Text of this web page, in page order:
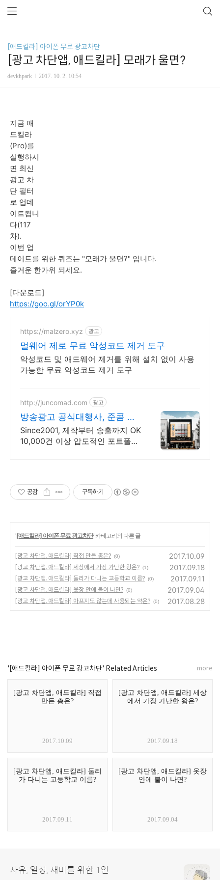
[애드킬라] 아이폰 무료 광고차단
[광고 차단앱, 애드킬라] 모래가 울면?
devkhpark 2017. 10. 2. 10:54
지금 애
드킬라
(Pro)를
실행하시
면 최신
광고 차
단 필터
로 업데
이트됩니
다(117
차).
이번 업
데이트를 위한 퀴즈는 "모래가 울면?" 입니다.
즐거운 한가위 되세요.
[다운로드]
https://goo.gl/orYP0k
https://malzero.xyz 광고
멀웨어 제로 무료 악성코드 제거 도구
악성코드 및 애드웨어 제거를 위해 설치 없이 사용
가능한 무료 악성코드 제거 도구
http://juncomad.com 광고
방송광고 공식대행사, 준콤 첫
광고 진행시 20% 할인!
Since2001, 제작부터 송출까지 OK
10,000건 이상 압도적인 포트폴리
공감 구독하기
'[애드킬라] 아이폰 무료 광고차단' 카테고리의 다른 글
[광고 차단앱, 애드킬라] 직접 만든 총은? (0) 2017.10.09
[광고 차단앱, 애드킬라] 세상에서 가장 가난한 왕은? (1) 2017.09.18
[광고 차단앱, 애드킬라] 둘리가 다니는 고등학교 이름? (0) 2017.09.11
[광고 차단앱, 애드킬라] 옷장 안에 불이 나면? (0) 2017.09.04
[광고 차단앱, 애드킬라] 아프지도 않는데 사용되는 약은? (0) 2017.08.28
'[애드킬라] 아이폰 무료 광고차단' Related Articles
[광고 차단앱, 애드킬라] 직접
만든 총은?
2017.10.09
[광고 차단앱, 애드킬라] 세상
에서 가장 가난한 왕은?
2017.09.18
[광고 차단앱, 애드킬라] 둘리
가 다니는 고등학교 이름?
2017.09.11
[광고 차단앱, 애드킬라] 옷장
안에 불이 나면?
2017.09.04
more
자유, 열정, 재미를 위한 1인